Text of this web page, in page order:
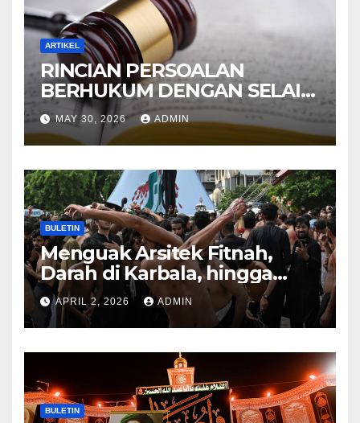
ARTIKEL
RINCIAN PERSOALAN
BERHUKUM DENGAN SELAIN
HUKUM ALLAH DALAM
KITAB AT-TAMHID SYARAH
KITAB AT-TAUHID
MAY 30, 2026 ADMIN
BULETIN
Menguak Arsitek Fitnah,
Darah di Karbala, hingga
Lahirnya Sekte-sekte serta
Mitos Imam Gaib
APRIL 2, 2026 ADMIN
BULETIN